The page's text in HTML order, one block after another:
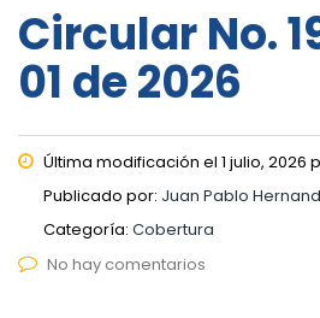
Circular No.
01 de 2026
Última modificación el 1 julio, 2026
Publicado por: Juan Pablo
Categoría: Cobertura
No hay comentarios